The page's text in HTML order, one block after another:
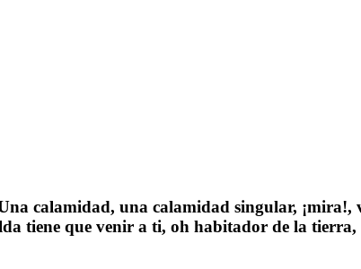
calamidad, una calamidad singular,
tiene que venir a ti, oh habitador de la